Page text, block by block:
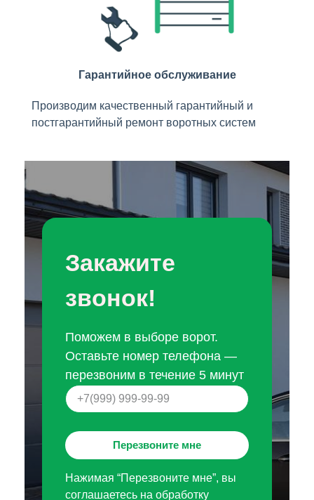
Гарантийное обслуживание
Производим качественный гарантийный и
постгарантийный ремонт воротных систем
Закажите
звонок!
Поможем в выборе ворот.
Оставьте номер телефона —
перезвоним в течение 5 минут
Перезвоните мне
Нажимая “Перезвоните мне”, вы
соглашаетесь на обработку